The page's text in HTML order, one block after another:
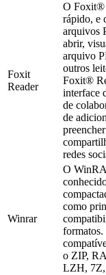
Foxit
Reader
O Foxit®
rápido, e
arquivos
abrir,
arquivo
outros
Foxit®
interface
de
de
redes
Winrar
O
como
formatos.
o ZIP,
LZH, 7Z,